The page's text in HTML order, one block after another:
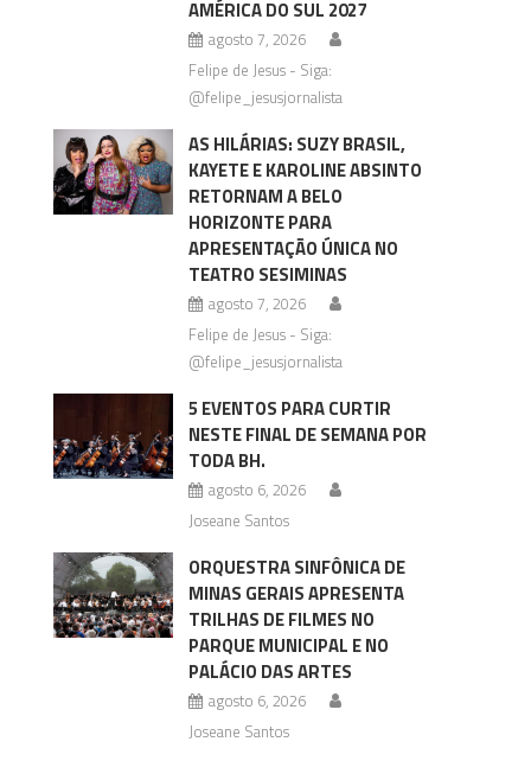
AMÉRICA DO SUL 2027
agosto 7, 2026
Felipe de Jesus - Siga:
@felipe_jesusjornalista
AS HILÁRIAS: SUZY BRASIL,
KAYETE E KAROLINE ABSINTO
RETORNAM A BELO
HORIZONTE PARA
APRESENTAÇÃO ÚNICA NO
TEATRO SESIMINAS
agosto 7, 2026
Felipe de Jesus - Siga:
@felipe_jesusjornalista
5 EVENTOS PARA CURTIR
NESTE FINAL DE SEMANA POR
TODA BH.
agosto 6, 2026
Joseane Santos
ORQUESTRA SINFÔNICA DE
MINAS GERAIS APRESENTA
TRILHAS DE FILMES NO
PARQUE MUNICIPAL E NO
PALÁCIO DAS ARTES
agosto 6, 2026
Joseane Santos